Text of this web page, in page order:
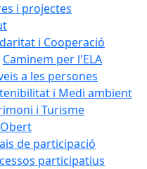
i projectes
i Cooperació
Caminem per l'ELA
a les persones
i Medi ambient
i Turisme
de participació
participatius